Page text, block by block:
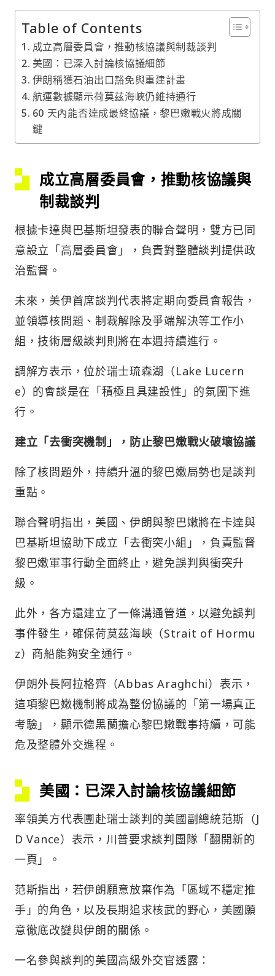
Table of Contents
成立高層委員會，推動核協議與制裁談判
美國：已深入討論核協議細節
伊朗稱獲石油出口豁免與重建計畫
航運數據顯示荷莫茲海峽仍維持通行
60 天內能否達成最終協議，黎巴嫩戰火將成關
鍵
成立高層委員會，推動核協議與
制裁談判
根據卡達與巴基斯坦發表的聯合聲明，雙方已同
意設立「高層委員會」，負責對整體談判提供政
治監督。
未來，美伊首席談判代表將定期向委員會報告，
並領導核問題、制裁解除及爭端解決等工作小
組，技術層級談判則將在本週持續進行。
調解方表示，位於瑞士琉森湖（Lake Lucern
e）的會談是在「積極且具建設性」的氛圍下進
行。
建立「去衝突機制」，防止黎巴嫩戰火破壞協議
除了核問題外，持續升溫的黎巴嫩局勢也是談判
重點。
聯合聲明指出，美國、伊朗與黎巴嫩將在卡達與
巴基斯坦協助下成立「去衝突小組」，負責監督
黎巴嫩軍事行動全面終止，避免誤判與衝突升
級。
此外，各方還建立了一條溝通管道，以避免誤判
事件發生，確保荷莫茲海峽（Strait of Hormu
z）商船能夠安全通行。
伊朗外長阿拉格齊（Abbas Araghchi）表示，
這項黎巴嫩機制將成為整份協議的「第一場真正
考驗」，顯示德黑蘭擔心黎巴嫩戰事持續，可能
危及整體外交進程。
美國：已深入討論核協議細節
率領美方代表團赴瑞士談判的美國副總統范斯（J
D Vance）表示，川普要求談判團隊「翻開新的
一頁」。
范斯指出，若伊朗願意放棄作為「區域不穩定推
手」的角色，以及長期追求核武的野心，美國願
意徹底改變與伊朗的關係。
一名參與談判的美國高級外交官透露：